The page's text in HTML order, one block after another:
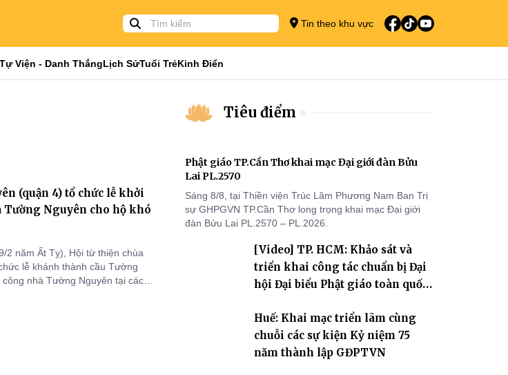
Tin theo khu vực
Tự Viện - Danh ThắngLịch SửTuổi TrẻKinh Điển
(quận 4) tổ chức lễ khởi
Tường Nguyên cho hộ khó
2 năm Ất Tỵ), Hội từ thiện chùa
lễ khánh thành cầu Tường
nhà Tường Nguyên tại các
Tiêu điểm
Phật giáo TP.Cần Thơ khai mạc Đại giới đàn Bửu
Lai PL.2570
Sáng 8/8, tại Thiền viện Trúc Lâm Phương Nam Ban Trị
sự GHPGVN TP.Cần Thơ long trọng khai mạc Đại giới
đàn Bửu Lai PL.2570 – PL.2026.
[Video] TP. HCM: Khảo sát và
triển khai công tác chuẩn bị Đại
hội Đại biểu Phật giáo toàn quốc
Huế: Khai mạc triển lãm cùng
chuỗi các sự kiện Kỷ niệm 75
năm thành lập GĐPTVN